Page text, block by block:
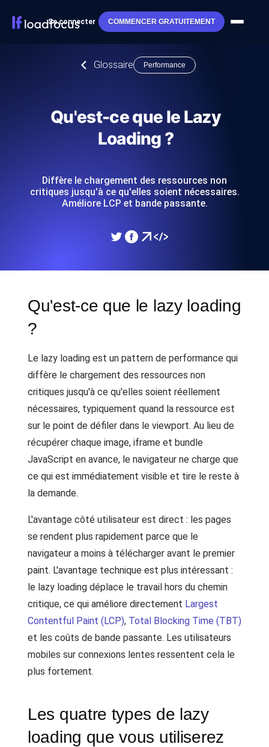
Se connecter COMMENCER GRATUITEMENT
Glossaire Performance
Qu'est-ce que le Lazy
Loading ?
Diffère le chargement des ressources non
critiques jusqu'à ce qu'elles soient nécessaires.
Améliore LCP et bande passante.
Qu'est-ce que le lazy loading
?
Le lazy loading est un pattern de performance qui
diffère le chargement des ressources non
critiques jusqu'à ce qu'elles soient réellement
nécessaires, typiquement quand la ressource est
sur le point de défiler dans le viewport. Au lieu de
récupérer chaque image, iframe et bundle
JavaScript en avance, le navigateur ne charge que
ce qui est immédiatement visible et tire le reste à
la demande.
L'avantage côté utilisateur est direct : les pages
se rendent plus rapidement parce que le
navigateur a moins à télécharger avant le premier
paint. L'avantage technique est plus intéressant :
le lazy loading déplace le travail hors du chemin
critique, ce qui améliore directement Largest
Contentful Paint (LCP), Total Blocking Time (TBT)
et les coûts de bande passante. Les utilisateurs
mobiles sur connexions lentes ressentent cela le
plus fortement.
Les quatre types de lazy
loading que vous utiliserez